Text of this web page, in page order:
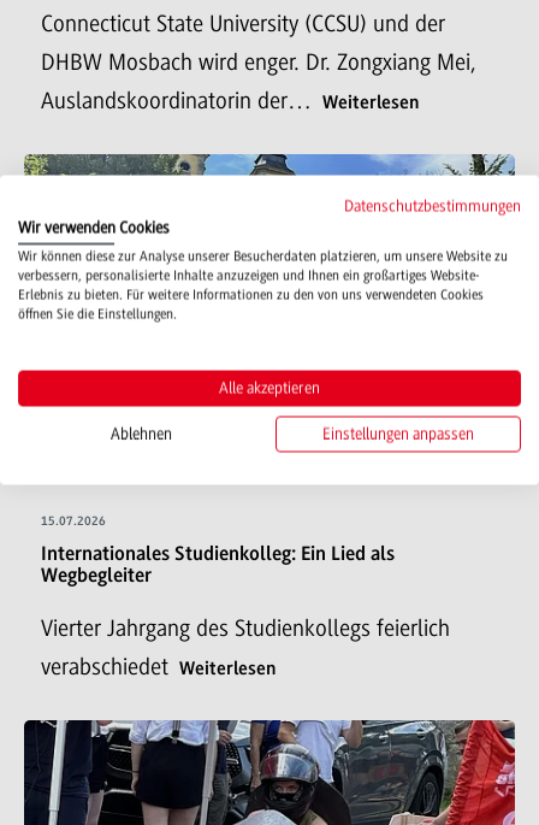
Connecticut State University (CCSU) und der
DHBW Mosbach wird enger. Dr. Zongxiang Mei,
Auslandskoordinatorin der…
Weiterlesen
15.07.2026
Internationales Studienkolleg: Ein Lied als
Wegbegleiter
Vierter Jahrgang des Studienkollegs feierlich
verabschiedet Weiterlesen
Datenschutzbestimmungen
Wir verwenden Cookies
Wir können diese zur Analyse unserer Besucherdaten platzieren, um unsere Website zu
verbessern, personalisierte Inhalte anzuzeigen und Ihnen ein großartiges Website-
Erlebnis zu bieten. Für weitere Informationen zu den von uns verwendeten Cookies
öffnen Sie die Einstellungen.
Alle akzeptieren
Ablehnen Einstellungen anpassen